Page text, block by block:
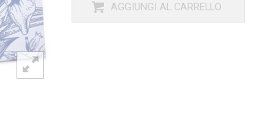
AGGIUNGI AL CARRELLO